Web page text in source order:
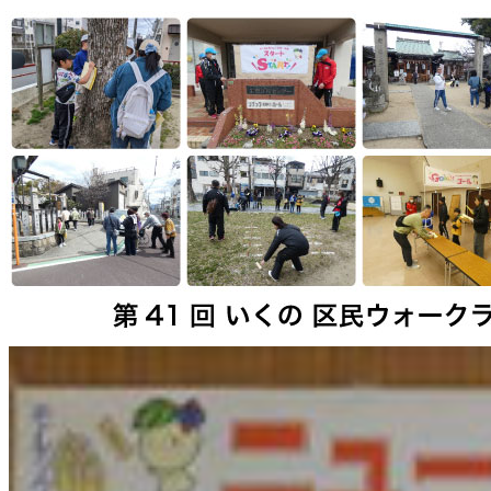
本日：0053 昨日：0155 先月：05106 累計：
大阪市スポーツ推進委員生野
〒544-0033 大阪市生野区勝山北3-13-30（大阪市立生野区民
TEL: 06-6716-3020 FAX: 06-6716-1797
ＴＯＰ
スポーツ推進委員とは
会長あいさつ
活動報告